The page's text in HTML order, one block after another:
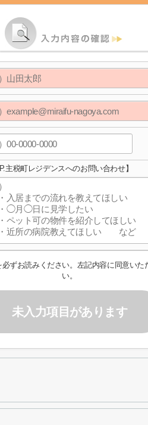
主税町レジデンスへのお問い合わせ】
必ずお読みください。左記内容に同意い
い。
未入力項目があります